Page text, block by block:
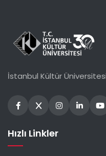
İstanbul Kültür
Hızlı Linkler